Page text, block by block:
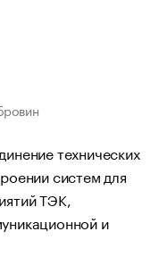
технических
систем для
ТЭК,
и